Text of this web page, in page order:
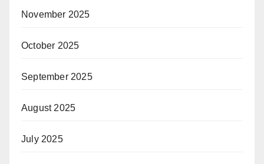
November 2025
October 2025
September 2025
August 2025
July 2025